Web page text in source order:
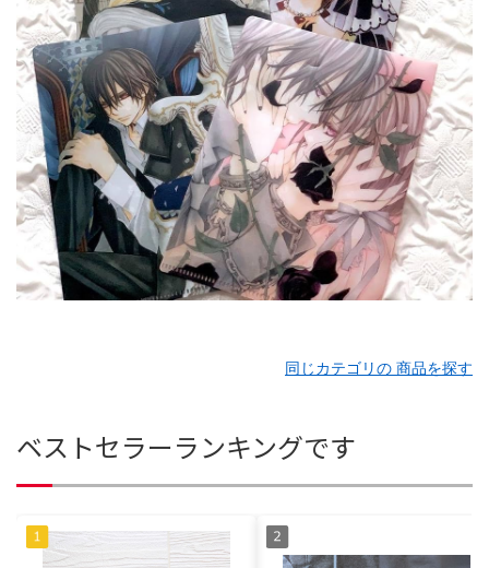
同じカテゴリの 商品を探す
ベストセラーランキングです